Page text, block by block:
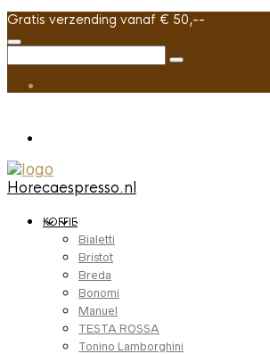
Gratis verzending vanaf € 50,--
Horecaespresso.nl
KOFFIE
Bialetti
Bristot
Breda
Bonomi
Manuel
TESTA ROSSA
Tonino Lamborghini